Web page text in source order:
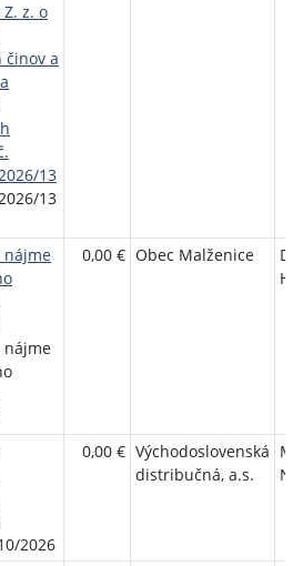
z. o
činov a
13
13
nájme
nájme
0,00 € Obec Malženice
2026
0,00 € Východoslovenská
distribučná, a.s.